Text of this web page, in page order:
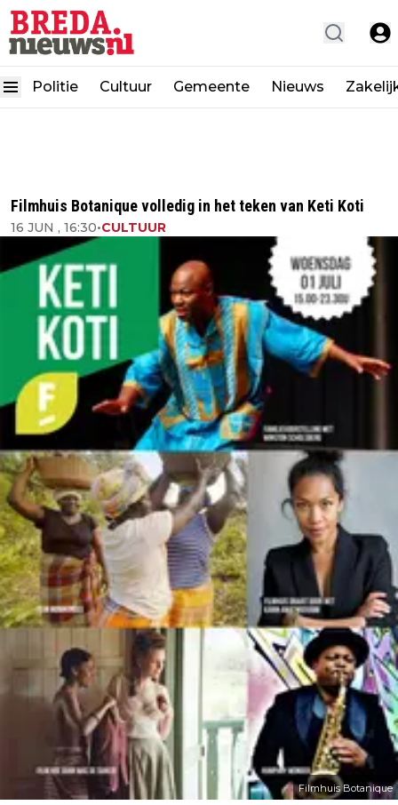
Politie Cultuur Gemeente Nieuws
Filmhuis Botanique volledig in het teken van Keti Koti
16 JUN , 16:30•CULTUUR
Filmhuis Botanique